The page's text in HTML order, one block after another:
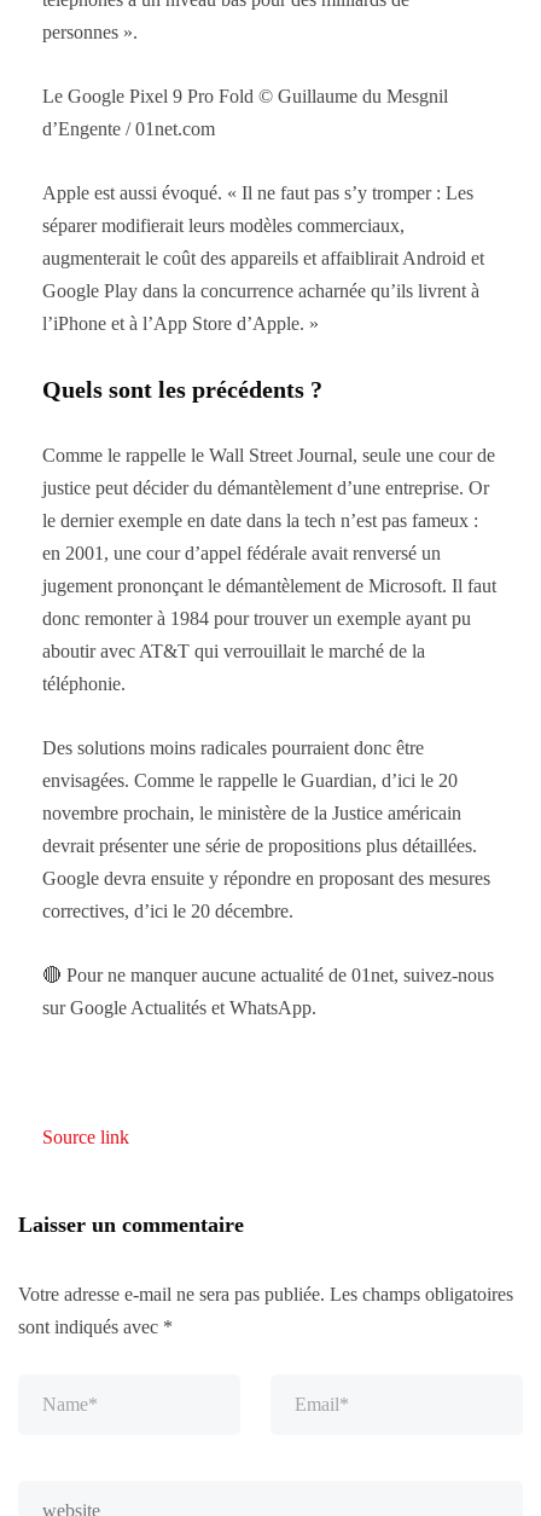
personnes ».
Le Google Pixel 9 Pro Fold © Guillaume du Mesgnil
d’Engente / 01net.com
Apple est aussi évoqué. « Il ne faut pas s’y tromper : Les
séparer modifierait leurs modèles commerciaux,
augmenterait le coût des appareils et affaiblirait Android et
Google Play dans la concurrence acharnée qu’ils livrent à
l’iPhone et à l’App Store d’Apple. »
Quels sont les précédents ?
Comme le rappelle le Wall Street Journal, seule une cour de
justice peut décider du démantèlement d’une entreprise. Or
le dernier exemple en date dans la tech n’est pas fameux :
en 2001, une cour d’appel fédérale avait renversé un
jugement prononçant le démantèlement de Microsoft. Il faut
donc remonter à 1984 pour trouver un exemple ayant pu
aboutir avec AT&T qui verrouillait le marché de la
téléphonie.
Des solutions moins radicales pourraient donc être
envisagées. Comme le rappelle le Guardian, d’ici le 20
novembre prochain, le ministère de la Justice américain
devrait présenter une série de propositions plus détaillées.
Google devra ensuite y répondre en proposant des mesures
correctives, d’ici le 20 décembre.
🔴 Pour ne manquer aucune actualité de 01net, suivez-nous
sur Google Actualités et WhatsApp.
Source link
Laisser un commentaire
Votre adresse e-mail ne sera pas publiée. Les champs obligatoires
sont indiqués avec *